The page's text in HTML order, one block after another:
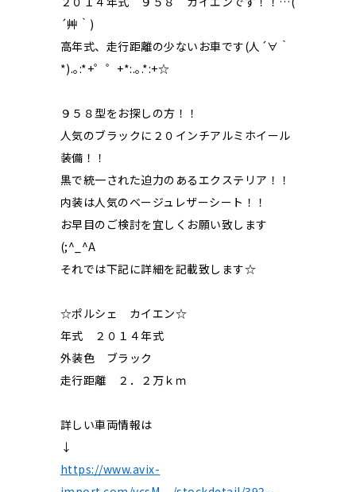
´艸｀)
高年式、走行距離の少ないお車です(人´∀｀
*).｡:*+゜゜+*:.｡.*:+☆
９５８型をお探しの方！！
人気のブラックに２０インチアルミホイール
装備！！
黒で統一された迫力のあるエクステリア！！
内装は人気のベージュレザーシート！！
お早目のご検討を宜しくお願い致します
(;^_^A
それでは下記に詳細を記載致します☆
☆ポルシェ カイエン☆
年式 ２０１４年式
外装色 ブラック
走行距離 ２．２万ｋｍ
詳しい車両情報は
↓
https://www.avix-